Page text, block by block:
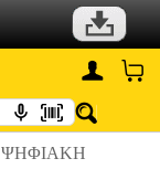
ΨΗΦΙΑΚΗ